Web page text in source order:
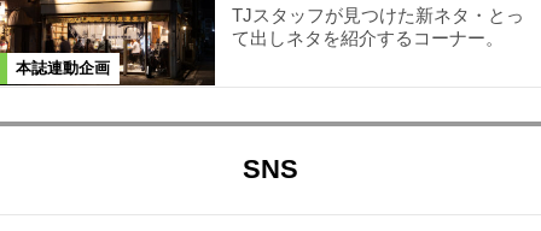
本誌連動企画
TJスタッフが見つけた新ネタ・とっ
て出しネタを紹介するコーナー。
SNS